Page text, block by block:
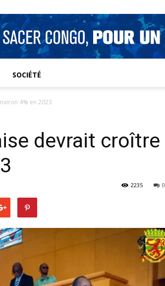
SOCIÉTÉ
4% en 2023
devrait croître
0
2235